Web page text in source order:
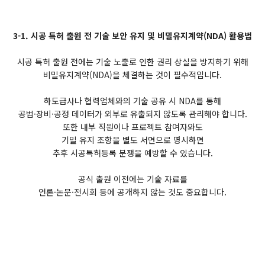
3-1. 시공 특허 출원 전 기술 보안 유지 및 비밀유지계약(NDA) 활용법
시공 특허 출원 전에는 기술 노출로 인한 권리 상실을 방지하기 위해
비밀유지계약(NDA)을 체결하는 것이 필수적입니다.
하도급사나 협력업체와의 기술 공유 시 NDA를 통해
공법·장비·공정 데이터가 외부로 유출되지 않도록 관리해야 합니다.
또한 내부 직원이나 프로젝트 참여자와도
기밀 유지 조항을 별도 서면으로 명시하면
추후 시공특허등록 분쟁을 예방할 수 있습니다.
공식 출원 이전에는 기술 자료를
언론·논문·전시회 등에 공개하지 않는 것도 중요합니다.